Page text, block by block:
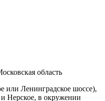
область
или Ленинградское шоссе),
Нерское, в окружении